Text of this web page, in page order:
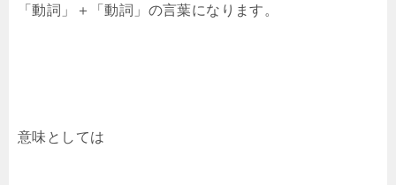
「動詞」＋「動詞」の言葉になります。
意味としては